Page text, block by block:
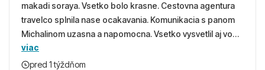
makadi soraya. Vsetko bolo krasne. Cestovna agentura
travelco splnila nase ocakavania. Komunikacia s panom
Michalinom uzasna a napomocna. Vsetko vysvetlil aj vo
vecernych hodinach zaco sa ospravedlnujem. Hotel
krasny, cisty. Sluzby top. Strava, prostredie, more,
viac
pred 1 týždňom